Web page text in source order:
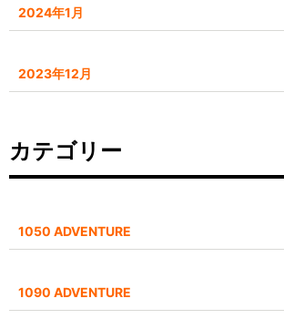
2024年1月
2023年12月
カテゴリー
1050 ADVENTURE
1090 ADVENTURE